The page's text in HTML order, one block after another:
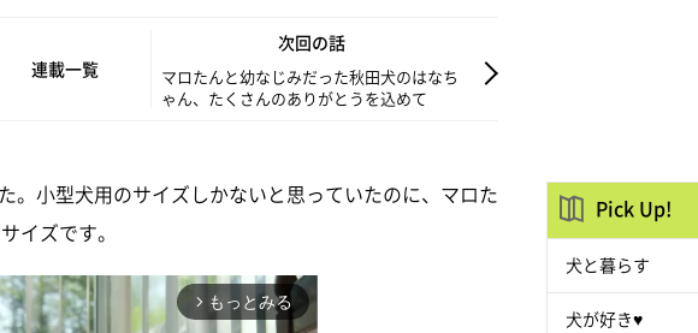
連載一覧
次回の話
マロたんと幼なじみだった秋田犬のはなち
ゃん、たくさんのありがとうを込めて
。小型犬用のサイズしかないと思っていたのに、マロた
イズです。
arrow_forward_ios もっとみる
Pick Up!
犬と暮らす
犬が好き♥